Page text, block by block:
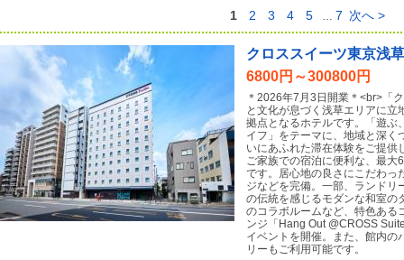
1 2 3 4 5 … 7 次へ >
クロススイーツ東京浅草
6800円～300800円
＊2026年7月3日開業＊<br>「
と文化が息づく浅草エリアに
拠点となるホテルです。「遊ぶ
イフ」をテーマに、地域と深く
いにあふれた滞在体験をご提供
ご家族での宿泊に便利な、最大
です。居心地の良さにこだわっ
ジなどを完備。一部、ランドリ
の伝統を感じるモダンな和室の
のコラボルームなど、特色ある
ンジ「Hang Out @CROSS
イベントを開催。また、館内の
リーもご利用可能です。